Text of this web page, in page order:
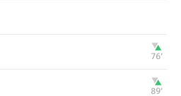
76‎’‎
89‎’‎